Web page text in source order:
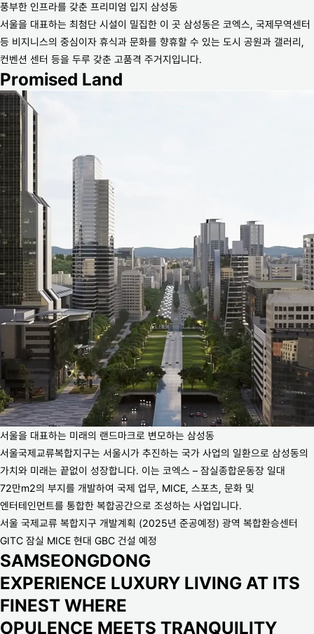
풍부한 인프라를 갖춘 프리미엄 입지 삼성동
서울을 대표하는 최첨단 시설이 밀집한 이 곳 삼성동은 코엑스, 국제무역센터
등 비지니스의 중심이자 휴식과 문화를 향휴할 수 있는 도시 공원과 갤러리,
컨벤션 센터 등을 두루 갖춘 고품격 주거지입니다.
Promised Land
서울을 대표하는 미래의 랜드마크로 변모하는 삼성동
서울국제교류복합지구는 서울시가 추진하는 국가 사업의 일환으로 삼성동의
가치와 미래는 끝없이 성장합니다. 이는 코엑스 – 잠실종합운동장 일대
72만m2의 부지를 개발하여 국제 업무, MICE, 스포츠, 문화 및
엔터테인먼트를 통합한 복합공간으로 조성하는 사업입니다.
서울 국제교류 복합지구 개발계획 (2025년 준공예정) 광역 복합환승센터
GITC 잠실 MICE 현대 GBC 건설 예정
SAMSEONGDONG
EXPERIENCE LUXURY LIVING AT ITS
FINEST WHERE
OPULENCE MEETS TRANQUILITY